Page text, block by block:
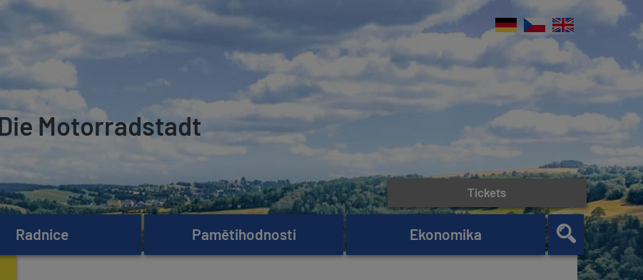
Motorradstadt
Radnice Pamětihodnosti Ekonomika
Tickets